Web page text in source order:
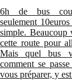
6h de bus
seulement
simple. Beaucoup
cette route pour
Mais quel bus
comment se
vous préparer, y